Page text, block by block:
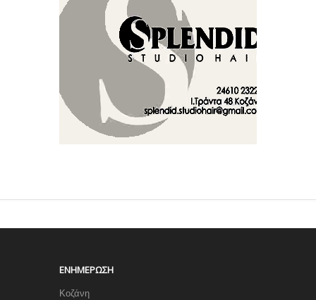
ΕΝΗΜΈΡΩΣΗ
Κοζάνη